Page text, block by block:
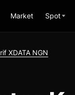
Market Spot
XDATA NGN